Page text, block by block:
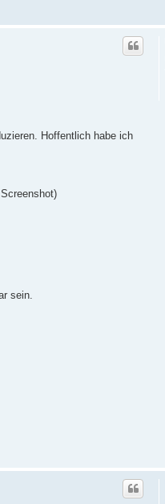
Hoffentlich habe ich
sein.